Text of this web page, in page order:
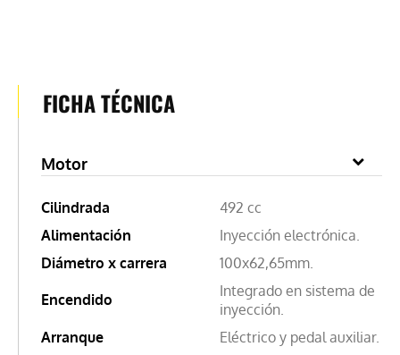
FICHA TÉCNICA
Motor
Cilindrada
492 cc
Alimentación
Inyección electrónica.
Diámetro x carrera
100x62,65mm.
Encendido
Integrado en sistema de
inyección.
Arranque
Eléctrico y pedal auxiliar.